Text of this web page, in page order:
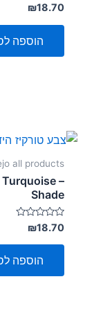
דורג
0
מתוך
₪18.70
הוספה
all products
–
Shade
דורג
0
מתוך
₪18.70
הוספה